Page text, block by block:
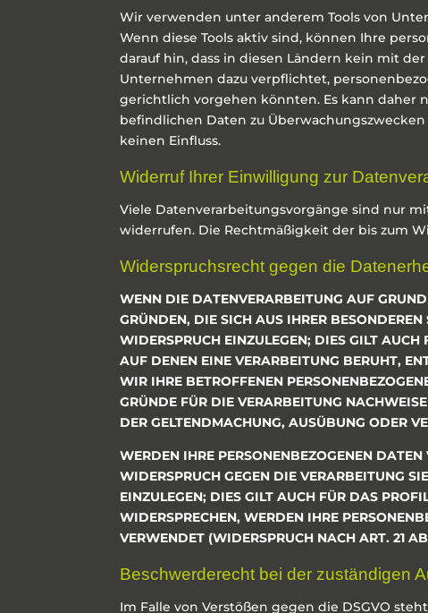
Wir verwenden unter anderem Tools von
Wenn diese Tools aktiv sind, können Ihre
darauf hin, dass in diesen Ländern kein mit
Unternehmen dazu verpflichtet,
gerichtlich vorgehen könnten. Es kann daher
befindlichen Daten zu
keinen Einfluss.
Widerruf Ihrer Einwilligung zur
Viele Datenverarbeitungsvorgänge sind nur
widerrufen. Die Rechtmäßigkeit der bis zum
Widerspruchsrecht gegen die
WENN DIE DATENVERARBEITUNG AUF
GRÜNDEN, DIE SICH AUS IHRER
WIDERSPRUCH EINZULEGEN; DIES GILT
AUF DENEN EINE VERARBEITUNG BERUHT,
WIR IHRE BETROFFENEN
GRÜNDE FÜR DIE VERARBEITUNG
DER GELTENDMACHUNG, AUSÜBUNG ODER
WERDEN IHRE PERSONENBEZOGENEN
WIDERSPRUCH GEGEN DIE VERARBEITUNG
EINZULEGEN; DIES GILT AUCH FÜR DAS
WIDERSPRECHEN, WERDEN IHRE
VERWENDET (WIDERSPRUCH NACH ART. 21
Beschwerde­recht bei der zuständigen
Im Falle von Verstößen gegen die DSGVO